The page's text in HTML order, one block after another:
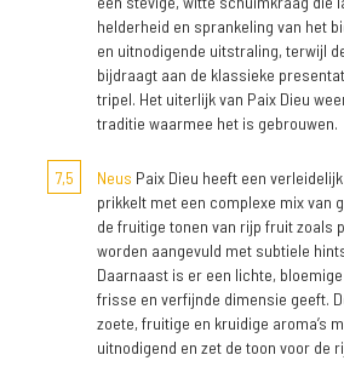
helderheid en sprankeling van het
en uitnodigende uitstraling, terwijl
bijdraagt aan de klassieke
tripel. Het uiterlijk van Paix Dieu
traditie waarmee het is gebrouwen.
7,5 Neus Paix Dieu heeft een
prikkelt met een complexe mix van
de fruitige tonen van rijp fruit zoals
worden aangevuld met subtiele
Daarnaast is er een lichte,
frisse en verfijnde dimensie geeft.
zoete, fruitige en kruidige aroma’s
uitnodigend en zet de toon voor de